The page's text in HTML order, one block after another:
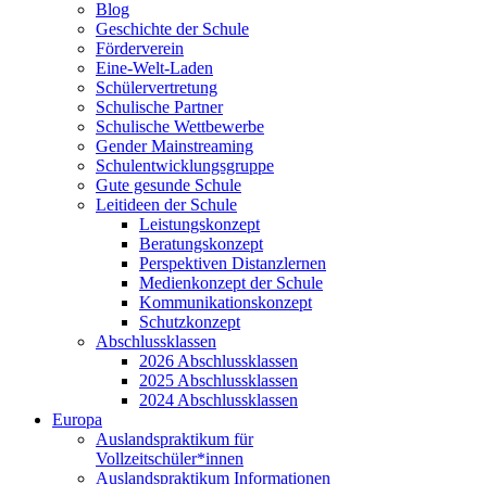
Blog
Geschichte der Schule
Förderverein
Eine-Welt-Laden
Schülervertretung
Schulische Partner
Schulische Wettbewerbe
Gender Mainstreaming
Schulentwicklungsgruppe
Gute gesunde Schule
Leitideen der Schule
Leistungskonzept
Beratungskonzept
Perspektiven Distanzlernen
Medienkonzept der Schule
Kommunikationskonzept
Schutzkonzept
Abschlussklassen
2026 Abschlussklassen
2025 Abschlussklassen
2024 Abschlussklassen
Europa
Auslandspraktikum für
Vollzeitschüler*innen
Auslandspraktikum Informationen